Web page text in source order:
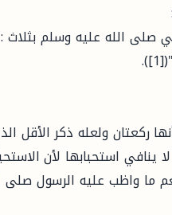
صلى الله عليه وسلم بثلاث
ولعله ذكر الأقل
استحبابها لأن
ما واظب عليه الرسول صلى